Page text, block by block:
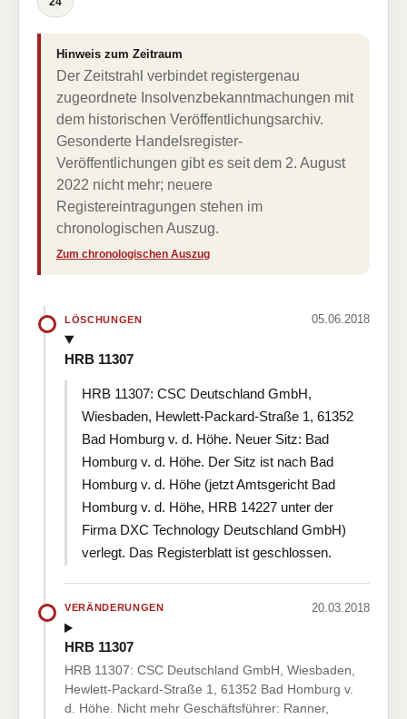
Hinweis zum Zeitraum
Der Zeitstrahl verbindet registergenau
zugeordnete Insolvenzbekanntmachungen mit
dem historischen Veröffentlichungsarchiv.
Gesonderte Handelsregister-
Veröffentlichungen gibt es seit dem 2. August
2022 nicht mehr; neuere
Registereintragungen stehen im
chronologischen Auszug.
Zum chronologischen Auszug
LÖSCHUNGEN 05.06.2018
HRB 11307
HRB 11307: CSC Deutschland GmbH,
Wiesbaden, Hewlett-Packard-Straße 1, 61352
Bad Homburg v. d. Höhe. Neuer Sitz: Bad
Homburg v. d. Höhe. Der Sitz ist nach Bad
Homburg v. d. Höhe (jetzt Amtsgericht Bad
Homburg v. d. Höhe, HRB 14227 unter der
Firma DXC Technology Deutschland GmbH)
verlegt. Das Registerblatt ist geschlossen.
VERÄNDERUNGEN 20.03.2018
HRB 11307
HRB 11307: CSC Deutschland GmbH, Wiesbaden,
Hewlett-Packard-Straße 1, 61352 Bad Homburg v.
d. Höhe. Nicht mehr Geschäftsführer: Ranner,